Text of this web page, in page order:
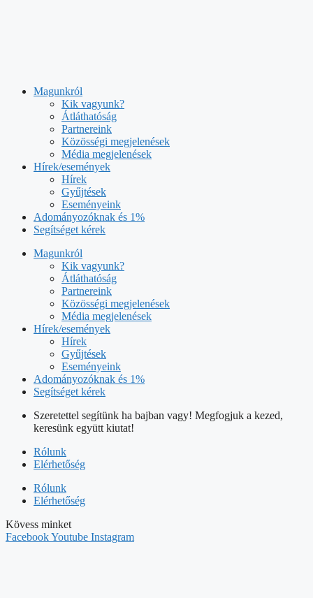
Magunkról
Kik vagyunk?
Átláthatóság
Partnereink
Közösségi megjelenések
Média megjelenések
Hírek/események
Hírek
Gyűjtések
Eseményeink
Adományozóknak és 1%
Segítséget kérek
Magunkról
Kik vagyunk?
Átláthatóság
Partnereink
Közösségi megjelenések
Média megjelenések
Hírek/események
Hírek
Gyűjtések
Eseményeink
Adományozóknak és 1%
Segítséget kérek
Szeretettel segítünk ha bajban vagy! Megfogjuk a kezed,
keresünk együtt kiutat!
Rólunk
Elérhetőség
Rólunk
Elérhetőség
Kövess minket
FacebookYoutube Instagram